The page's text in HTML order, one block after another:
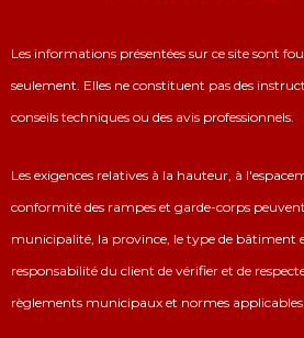
Les informations présentées sur ce site sont
seulement. Elles ne constituent pas des
conseils techniques ou des avis professionnels.
Les exigences relatives à la hauteur, à
conformité des rampes et garde-corps
municipalité, la province, le type de bâtiment
responsabilité du client de vérifier et de
règlements municipaux et normes